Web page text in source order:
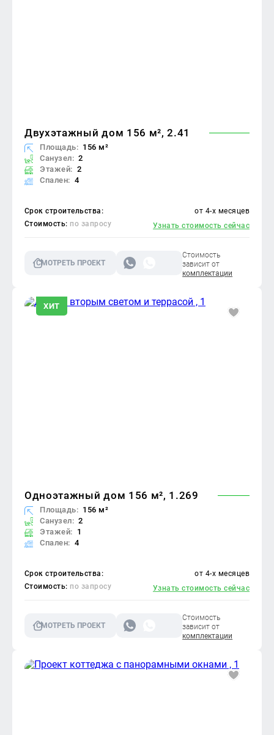
Двухэтажный дом 156 м², 2.41
Площадь: 156 м²
Санузел: 2
Этажей: 2
Спален: 4
Срок строительства:
от 4-х месяцев
Стоимость: по запросу Узнать стоимость сейчас
СМОТРЕТЬ ПРОЕКТ
Стоимость
зависит от
комплектации
ХИТ
Одноэтажный дом 156 м², 1.269
Площадь: 156 м²
Санузел: 2
Этажей: 1
Спален: 4
Срок строительства:
от 4-х месяцев
Стоимость: по запросу Узнать стоимость сейчас
СМОТРЕТЬ ПРОЕКТ
Стоимость
зависит от
комплектации